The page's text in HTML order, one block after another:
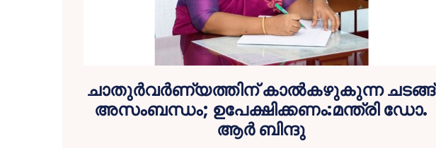
ചാതുർവർണ്യത്തിന് കാൽകഴുകുന്ന ചടങ്ങ്
അസംബന്ധം; ഉപേക്ഷിക്കണം:മന്ത്രി ഡോ.
ആർ ബിന്ദു